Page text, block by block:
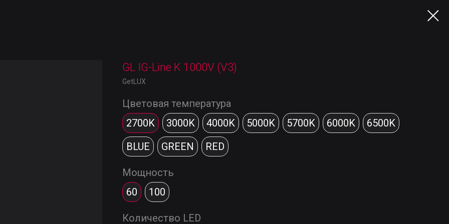
GL IG-Line K 1000V (V3)
GetLUX
Цветовая температура
2700K
3000K 4000K 5000K 5700K 6000K
6500K
BLUE
GREEN RED
Мощность
60
100
Количество LED